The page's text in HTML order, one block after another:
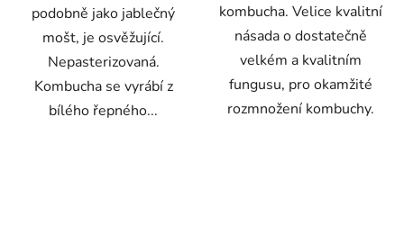
podobně jako jablečný
mošt, je osvěžující.
Nepasterizovaná.
Kombucha se vyrábí z
bílého řepného...
kombucha. Velice kvalitní
násada o dostatečně
velkém a kvalitním
fungusu, pro okamžité
rozmnožení kombuchy.